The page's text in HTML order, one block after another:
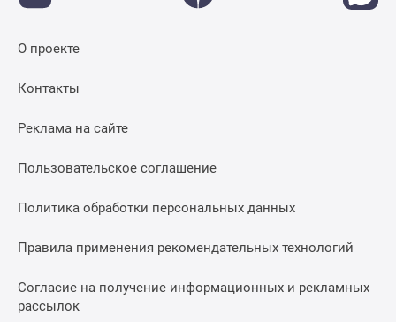
О проекте
Контакты
Реклама на сайте
Пользовательское соглашение
Политика обработки персональных данных
Правила применения рекомендательных технологий
Согласие на получение информационных и рекламных
рассылок